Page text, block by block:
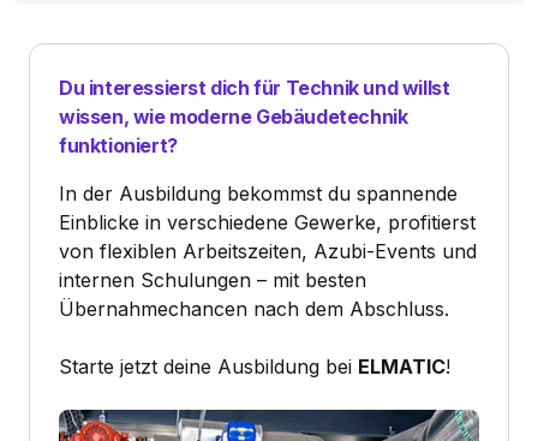
Du interessierst dich für Technik und willst
wissen, wie moderne Gebäudetechnik
funktioniert?
In der Ausbildung bekommst du spannende
Einblicke in verschiedene Gewerke, profitierst
von flexiblen Arbeitszeiten, Azubi-Events und
internen Schulungen – mit besten
Übernahmechancen nach dem Abschluss.
Starte jetzt deine Ausbildung bei ELMATIC!